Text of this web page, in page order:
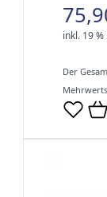
inkl. 19 %
Der